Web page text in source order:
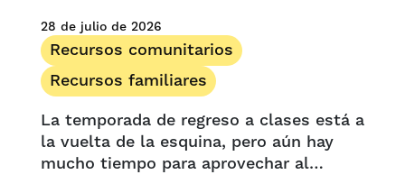
28 de julio de 2026
Recursos comunitarios
Recursos familiares
La temporada de regreso a clases está a
la vuelta de la esquina, pero aún hay
mucho tiempo para aprovechar al